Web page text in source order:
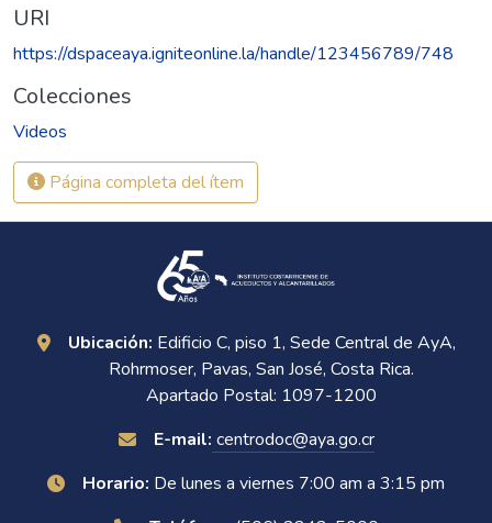
URI
https://dspaceaya.igniteonline.la/handle/123456789/748
Colecciones
Videos
Página completa del ítem
Ubicación: Edificio C, piso 1, Sede Central de AyA,
Rohrmoser, Pavas, San José, Costa Rica.
Apartado Postal: 1097-1200
E-mail: centrodoc@aya.go.cr
Horario: De lunes a viernes 7:00 am a 3:15 pm